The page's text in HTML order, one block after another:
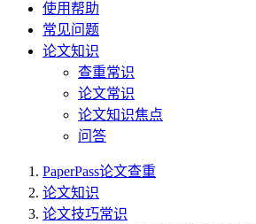
使用帮助
常见问题
论文知识
查重常识
论文常识
论文知识焦点
问答
PaperPass论文查重
论文知识
论文技巧常识